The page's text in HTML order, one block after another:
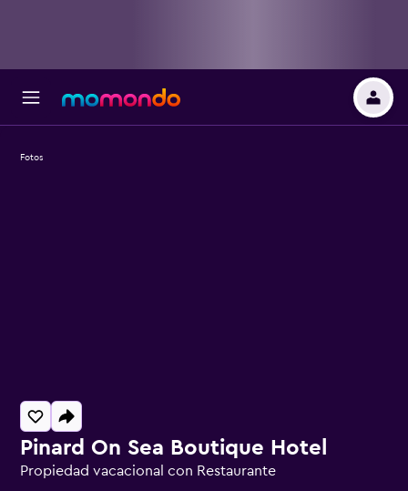
Pinard On Sea Boutique Hotel
Propiedad vacacional con Restaurante
Fotos